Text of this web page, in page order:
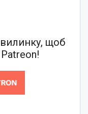
щоб